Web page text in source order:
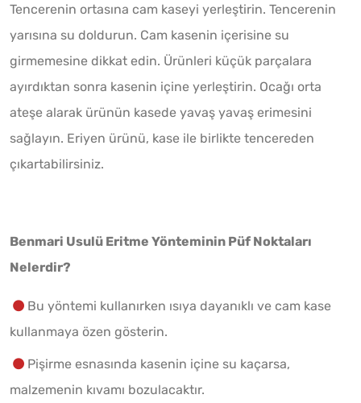
Tencerenin ortasına cam kaseyi yerleştirin. Tencerenin
yarısına su doldurun. Cam kasenin içerisine su
girmemesine dikkat edin. Ürünleri küçük parçalara
ayırdıktan sonra kasenin içine yerleştirin. Ocağı orta
ateşe alarak ürünün kasede yavaş yavaş erimesini
sağlayın. Eriyen ürünü, kase ile birlikte tencereden
çıkartabilirsiniz.
Benmari Usulü Eritme Yönteminin Püf Noktaları
Nelerdir?
Bu yöntemi kullanırken ısıya dayanıklı ve cam kase
kullanmaya özen gösterin.
Pişirme esnasında kasenin içine su kaçarsa,
malzemenin kıvamı bozulacaktır.